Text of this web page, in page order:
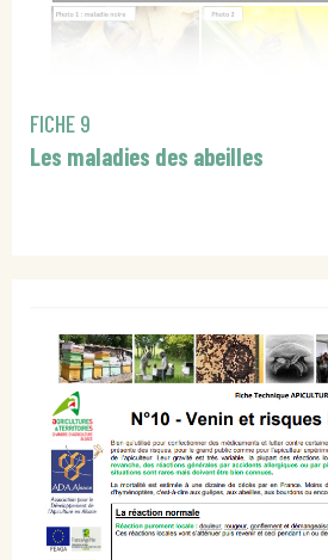
FICHE 9
Les maladies des abeilles